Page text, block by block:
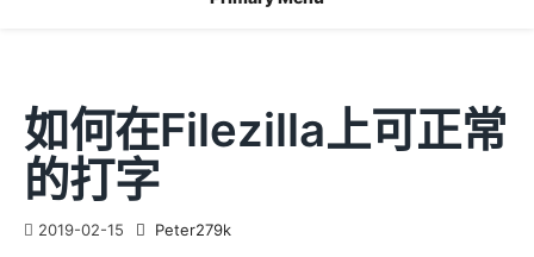
如何在Filezilla上可正常
的打字
2019-02-15 Peter279k